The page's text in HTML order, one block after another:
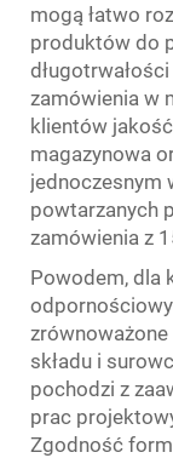
mogą łatwo
produktów do
zamówienia w
klientów
magazynowa
jednoczesnym
powtarzanych
zamówienia z
Powodem, dla
odpornościowy
zrównoważone
składu i
pochodzi z
prac
Zgodność